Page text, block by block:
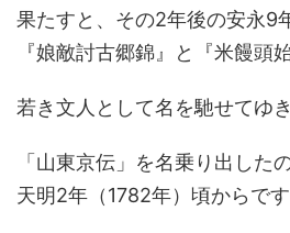
果たすと、その2年後の安永9
『娘敵討古郷錦』と『米饅頭
若き文人として名を馳せてゆき
「山東京伝」を名乗り出した
天明2年（1782年）頃からです